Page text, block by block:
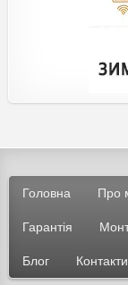
Головна Про
Гарантія
Блог Контакти